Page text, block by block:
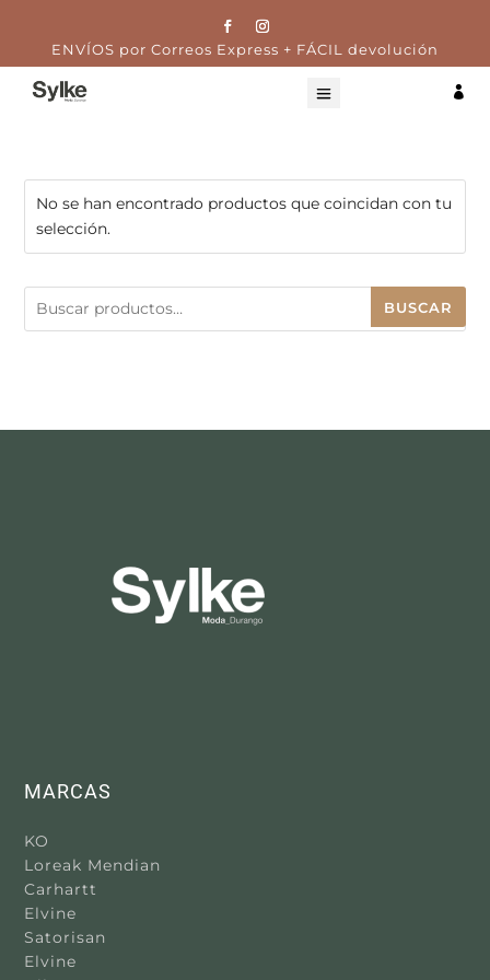
ENVÍOS por Correos Express + FÁCIL devolución

No se han encontrado productos que coincidan con tu
selección.
BUSCAR
MARCAS
KO
Loreak Mendian
Carhartt
Elvine
Satorisan
Elvine